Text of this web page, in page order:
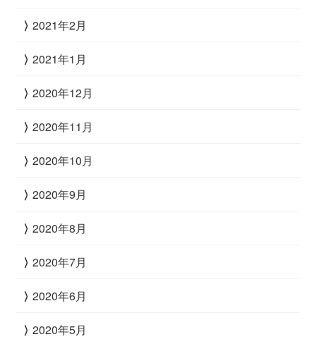
2021年2月
2021年1月
2020年12月
2020年11月
2020年10月
2020年9月
2020年8月
2020年7月
2020年6月
2020年5月